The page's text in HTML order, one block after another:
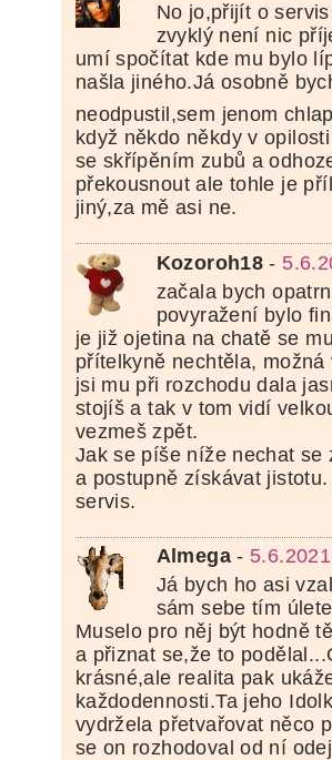
No jo,přijít o
zvyklý není nic
umí spočítat kde mu bylo
našla jiného.Já osobně
neodpustil,sem jenom
když někdo někdy v
se skřípěním zubů a
překousnout ale tohle je
jiný,za mě asi ne.
Kozoroh18 -
začala bych
povyražení bylo
je již ojetina na chatě se
přítelkyně nechtěla,
jsi mu při rozchodu dala
stojíš a tak v tom vidí
vezmeš zpět.
Jak se píše níže nechat se
a postupně získávat
servis.
Almega-
Já bych ho asi
sám sebe tím
Muselo pro něj být hodně
a přiznat se,že to
krásné,ale realita pak
každodennosti.Ta jeho
vydržela přetvařovat něco
se on rozhodoval od ní